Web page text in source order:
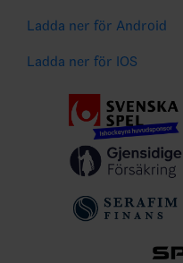
Ladda ner för Android
Ladda ner för IOS